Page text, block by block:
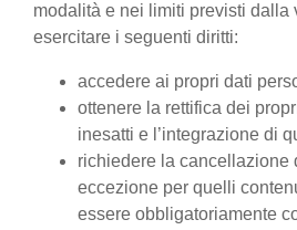
modalità e nei limiti previsti dalla
esercitare i seguenti diritti:
accedere ai propri dati
ottenere la rettifica dei
inesatti e l’integrazione di
richiedere la cancellazione
eccezione per quelli
essere obbligatoriamente